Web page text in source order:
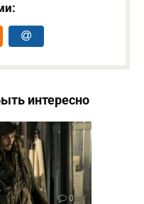
интересно
0